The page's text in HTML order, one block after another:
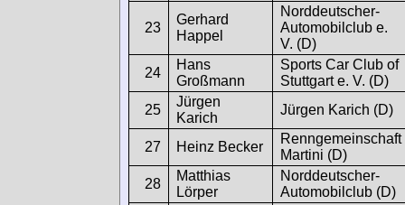
23
Gerhard
Happel
Norddeutscher-
Automobilclub e.
V. (D)
24
Hans
Großmann
Sports Car Club of
Stuttgart e. V. (D)
25
Jürgen
Karich
Jürgen Karich (D)
27 Heinz Becker
Renngemeinschaft
Martini (D)
28
Matthias
Lörper
Norddeutscher-
Automobilclub (D)